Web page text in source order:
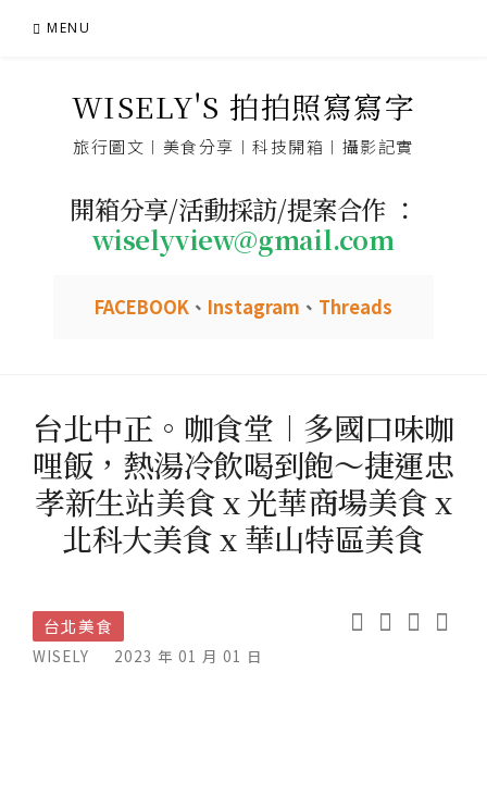
MENU
WISELY'S 拍拍照寫寫字
旅行圖文︱美食分享︱科技開箱︱攝影記實
開箱分享/活動採訪/提案合作 ：
wiselyview@gmail.com
FACEBOOK 、 Instagram 、 Threads
台北中正。咖食堂︱多國口味咖
哩飯，熱湯冷飲喝到飽～捷運忠
孝新生站美食 x 光華商場美食 x
北科大美食 x 華山特區美食
台北美食
WISELY 2023 年 01 月 01 日